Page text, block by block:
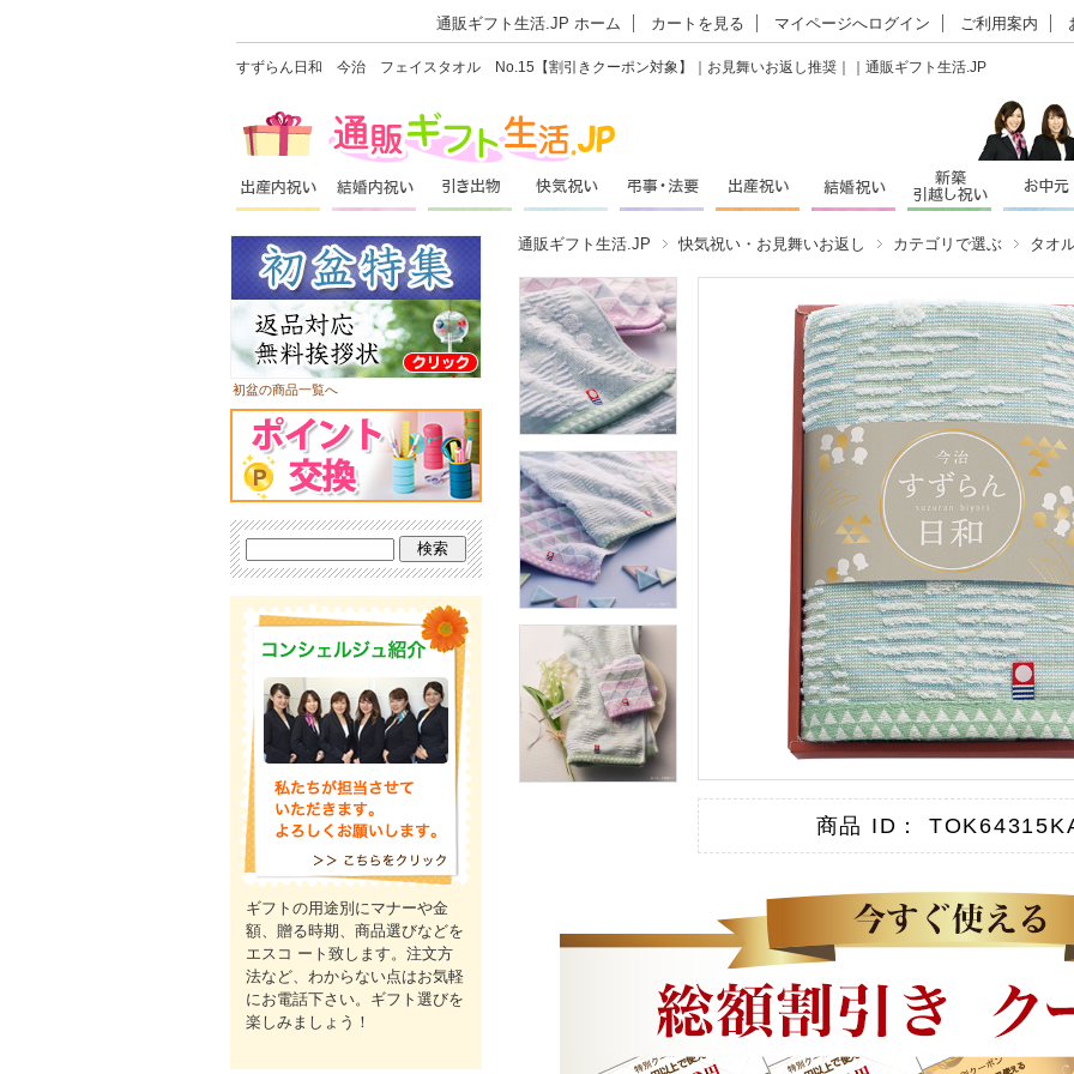
通販ギフト生活.JP ホーム カートを見る マイページへログイン ご利用案内
すずらん日和 今治 フェイスタオル No.15【割引きクーポン対象】｜お見舞いお返し推奨｜｜通販ギフト生活.JP
通販ギフト生活.JP 快気祝い・お見舞いお返し カテゴリで選ぶ タオ
商品 ID：
初盆の商品一覧へ
ギフトの用途別にマナーや金
額、贈る時期、商品選びなどを
エスコ ート致します。注文方
法など、わからない点はお気軽
にお電話下さい。ギフト選びを
楽しみましょう！